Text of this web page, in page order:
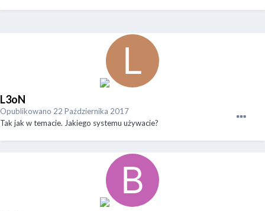
L3oN
Opublikowano 22 Października 2017
Tak jak w temacie. Jakiego systemu używacie?